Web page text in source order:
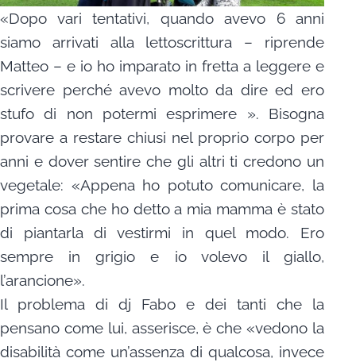
«Dopo vari tentativi, quando avevo 6 anni
siamo arrivati alla lettoscrittura – riprende
Matteo – e io ho imparato in fretta a leggere e
scrivere perché avevo molto da dire ed ero
stufo di non potermi esprimere ». Bisogna
provare a restare chiusi nel proprio corpo per
anni e dover sentire che gli altri ti credono un
vegetale: «Appena ho potuto comunicare, la
prima cosa che ho detto a mia mamma è stato
di piantarla di vestirmi in quel modo. Ero
sempre in grigio e io volevo il giallo,
l’arancione».
Il problema di dj Fabo e dei tanti che la
pensano come lui, asserisce, è che «vedono la
disabilità come un’assenza di qualcosa, invece